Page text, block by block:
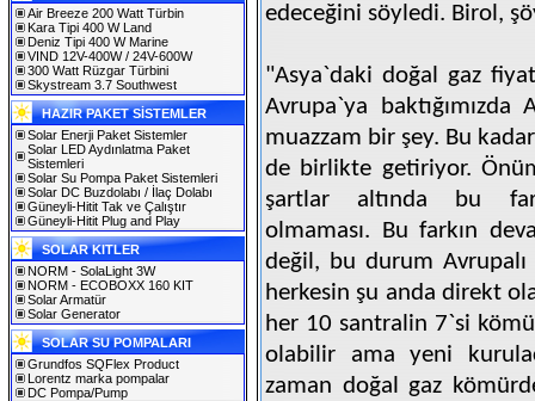
Air Breeze 200 Watt Türbin
Kara Tipi 400 W Land
Deniz Tipi 400 W Marine
VIND 12V-400W / 24V-600W
300 Watt Rüzgar Türbini
Skystream 3.7 Southwest
HAZIR PAKET SİSTEMLER
Solar Enerji Paket Sistemler
Solar LED Aydınlatma Paket
Sistemleri
Solar Su Pompa Paket Sistemleri
Solar DC Buzdolabı / İlaç Dolabı
Güneyli-Hitit Tak ve Çalıştır
Güneyli-Hitit Plug and Play
SOLAR KITLER
NORM - SolaLight 3W
NORM - ECOBOXX 160 KIT
Solar Armatür
Solar Generator
SOLAR SU POMPALARI
Grundfos SQFlex Product
Lorentz marka pompalar
DC Pompa/Pump
edeceğini söyledi. Birol,
"Asya`daki doğal gaz
Avrupa`ya
muazzam bir şey. Bu
de birlikte getiriyor.
şartlar altında bu
olmaması. Bu farkın
değil, bu durum Avrupalı
herkesin şu anda direkt
her 10 santralin 7`si
olabilir ama yeni
zaman doğal gaz